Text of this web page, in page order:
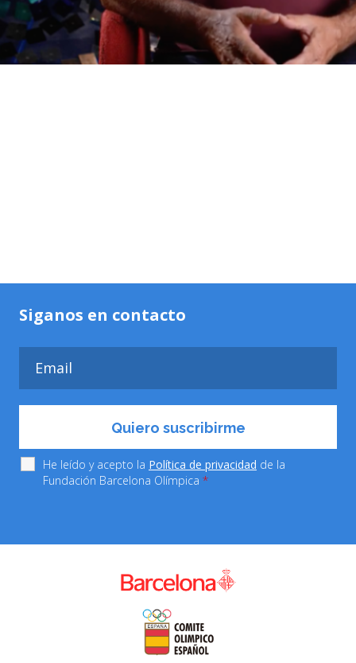
Siganos en contacto
He leído y acepto la Política de privacidad de la
Fundación Barcelona Olímpica *